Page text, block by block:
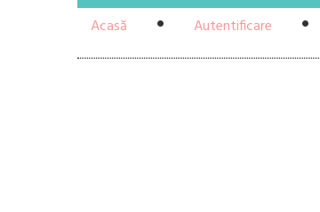
Acasă Autentificare